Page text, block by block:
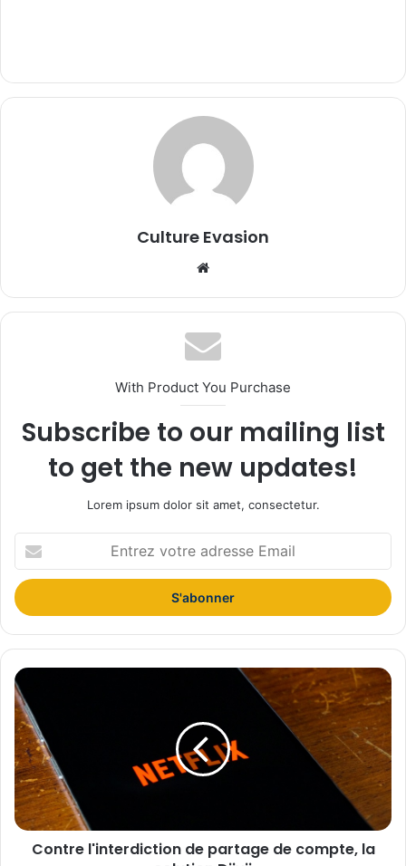
Culture Evasion
te
With Product You Purchase
Subscribe to our mailing list
to get the new updates!
Lorem ipsum dolor sit amet, consectetur.
r
z
o
t
r
e
a
d
r
e
s
C
o
n
t
r
e
l
'
i
Contre l'interdiction de partage de compte, la